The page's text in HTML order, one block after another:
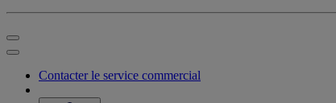
Contacter le service commercial